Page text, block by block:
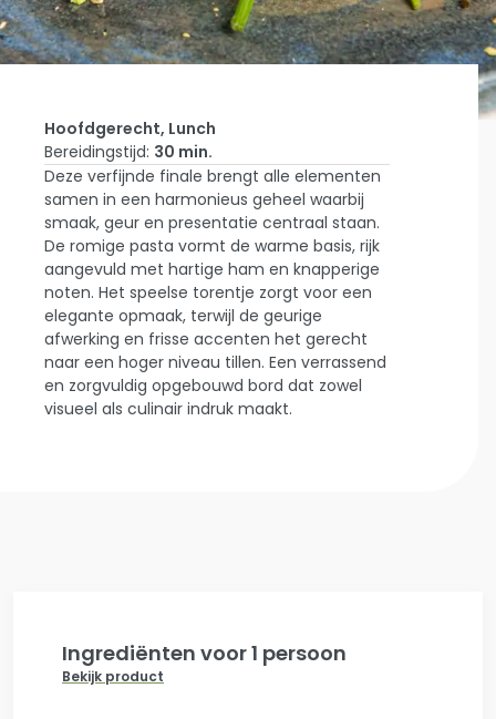
Home
Laat Je
Inspireren
Hammetje
Met Vuur,
Bloesem &
Aardse
Toetsen
Hoofdgerecht, Lunch
Bereidingstijd: 30 min.
Deze verfijnde finale brengt alle elementen
samen in een harmonieus geheel waarbij
smaak, geur en presentatie centraal staan.
De romige pasta vormt de warme basis, rijk
aangevuld met hartige ham en knapperige
noten. Het speelse torentje zorgt voor een
elegante opmaak, terwijl de geurige
afwerking en frisse accenten het gerecht
naar een hoger niveau tillen. Een verrassend
en zorgvuldig opgebouwd bord dat zowel
visueel als culinair indruk maakt.
Ingrediënten voor 1 persoon
Bekijk product